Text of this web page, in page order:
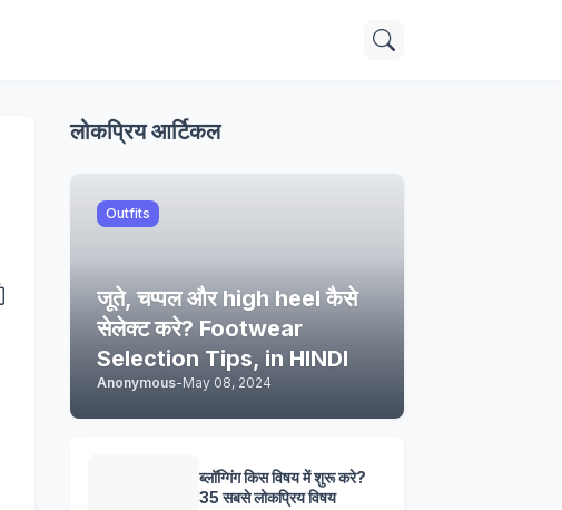
लोकप्रिय आर्टिकल
Outfits
जूते, चप्पल और high heel कैसे
सेलेक्ट करे? Footwear
Selection Tips, in HINDI
Anonymous-May 08, 2024
ब्लॉग्गिंग किस विषय में शुरू करे?
35 सबसे लोकप्रिय विषय